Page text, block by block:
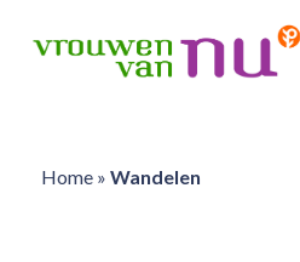
Home» Wandelen